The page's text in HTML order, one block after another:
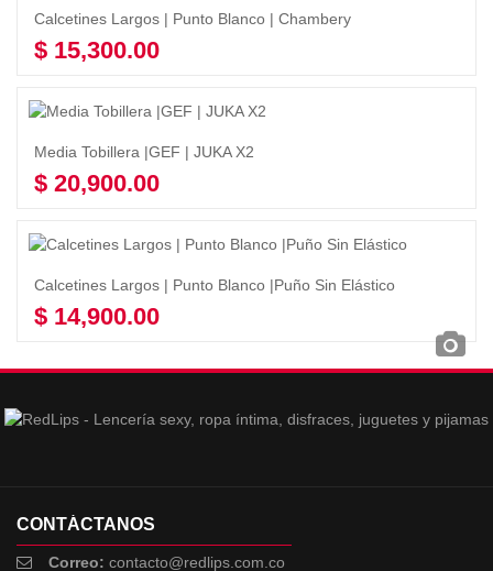
Calcetines Largos | Punto Blanco | Chambery
$ 15,300.00
Media Tobillera |GEF | JUKA X2
$ 20,900.00
Calcetines Largos | Punto Blanco |Puño Sin Elástico
$ 14,900.00
CONTÁCTANOS
Correo: contacto@redlips.com.co